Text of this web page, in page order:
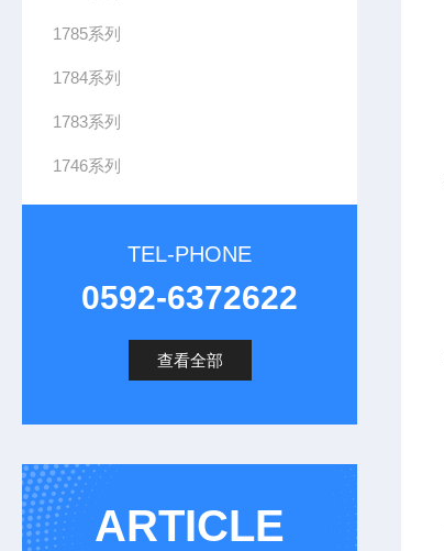
1785系列
1784系列
1783系列
1746系列
TEL-PHONE
0592-6372622
查看全部
ARTICLE